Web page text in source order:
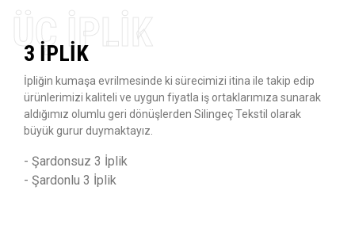
3 İPLIK
İpliğin kumaşa evrilmesinde ki sürecimizi itina ile takip edip
ürünlerimizi kaliteli ve uygun fiyatla iş ortaklarımıza sunarak
aldığımız olumlu geri dönüşlerden Silingeç Tekstil olarak
büyük gurur duymaktayız.
- Şardonsuz 3 İplik
- Şardonlu 3 İplik